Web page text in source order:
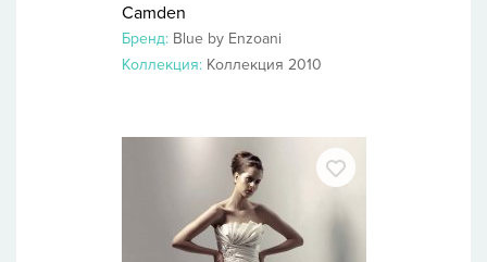
Camden
Бренд: Blue by Enzoani
Коллекция: Коллекция 2010